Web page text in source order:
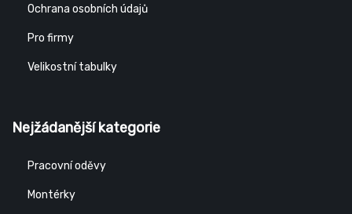
Ochrana osobních údajů
Pro firmy
Velikostní tabulky
Nejžádanější kategorie
Pracovní oděvy
Montérky